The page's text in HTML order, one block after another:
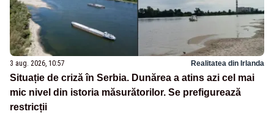
3 aug. 2026, 10:57 Realitatea din Irlanda
Situație de criză în Serbia. Dunărea a atins azi cel mai
mic nivel din istoria măsurătorilor. Se prefigurează
restricții